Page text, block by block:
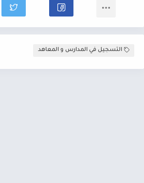
التسجيل في المدارس و المعاهد